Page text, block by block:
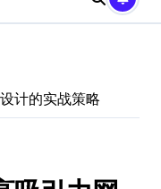
计的实战策略